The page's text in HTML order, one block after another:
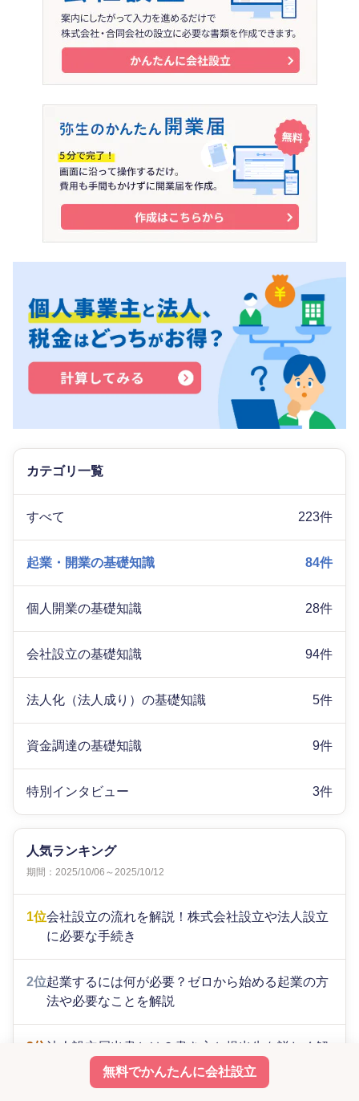
無料でかんたんに会社設立
カテゴリ一覧
すべて 223件
起業・開業の基礎知識 84件
個人開業の基礎知識 28件
会社設立の基礎知識 94件
法人化（法人成り）の基礎知識 5件
資金調達の基礎知識 9件
特別インタビュー 3件
人気ランキング
期間：2025/10/06～2025/10/12
1位会社設立の流れを解説！株式会社設立や法人設立
に必要な手続き
2位起業するには何が必要？ゼロから始める起業の方
法や必要なことを解説
3位 法人設立届出書とは？書き方と提出先を詳しく解
説【記入例あり】